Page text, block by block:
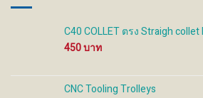
C40 COLLET ตรง Straigh collet
450
CNC Tooling Trolleys